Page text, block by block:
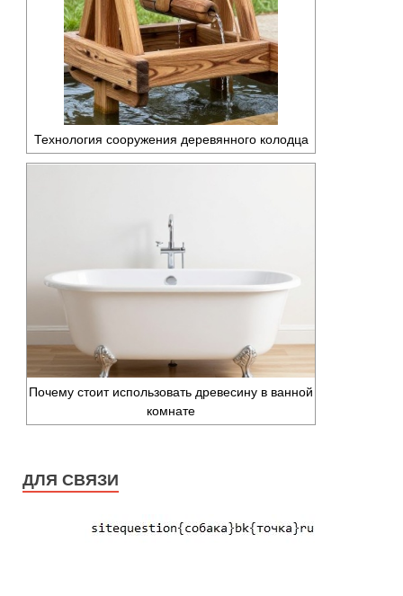
Технология сооружения деревянного колодца
Почему стоит использовать древесину в ванной
комнате
ДЛЯ СВЯЗИ